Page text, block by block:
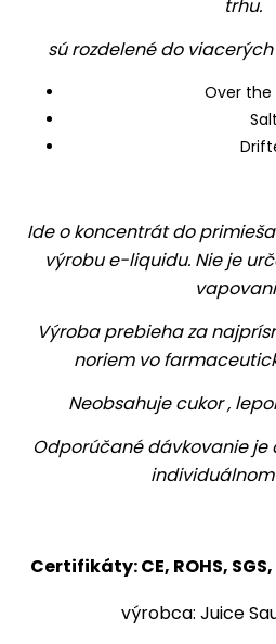
trhu.
sú rozdelené do
Over the
Salt
Ide o koncentrát do
výrobu e-liquidu. Nie je
Výroba prebieha za
noriem vo
Neobsahuje cukor ,
Odporúčané dávkovanie je
individuálnom
Certifikáty: CE, ROHS, SGS,
výrobca: Juice